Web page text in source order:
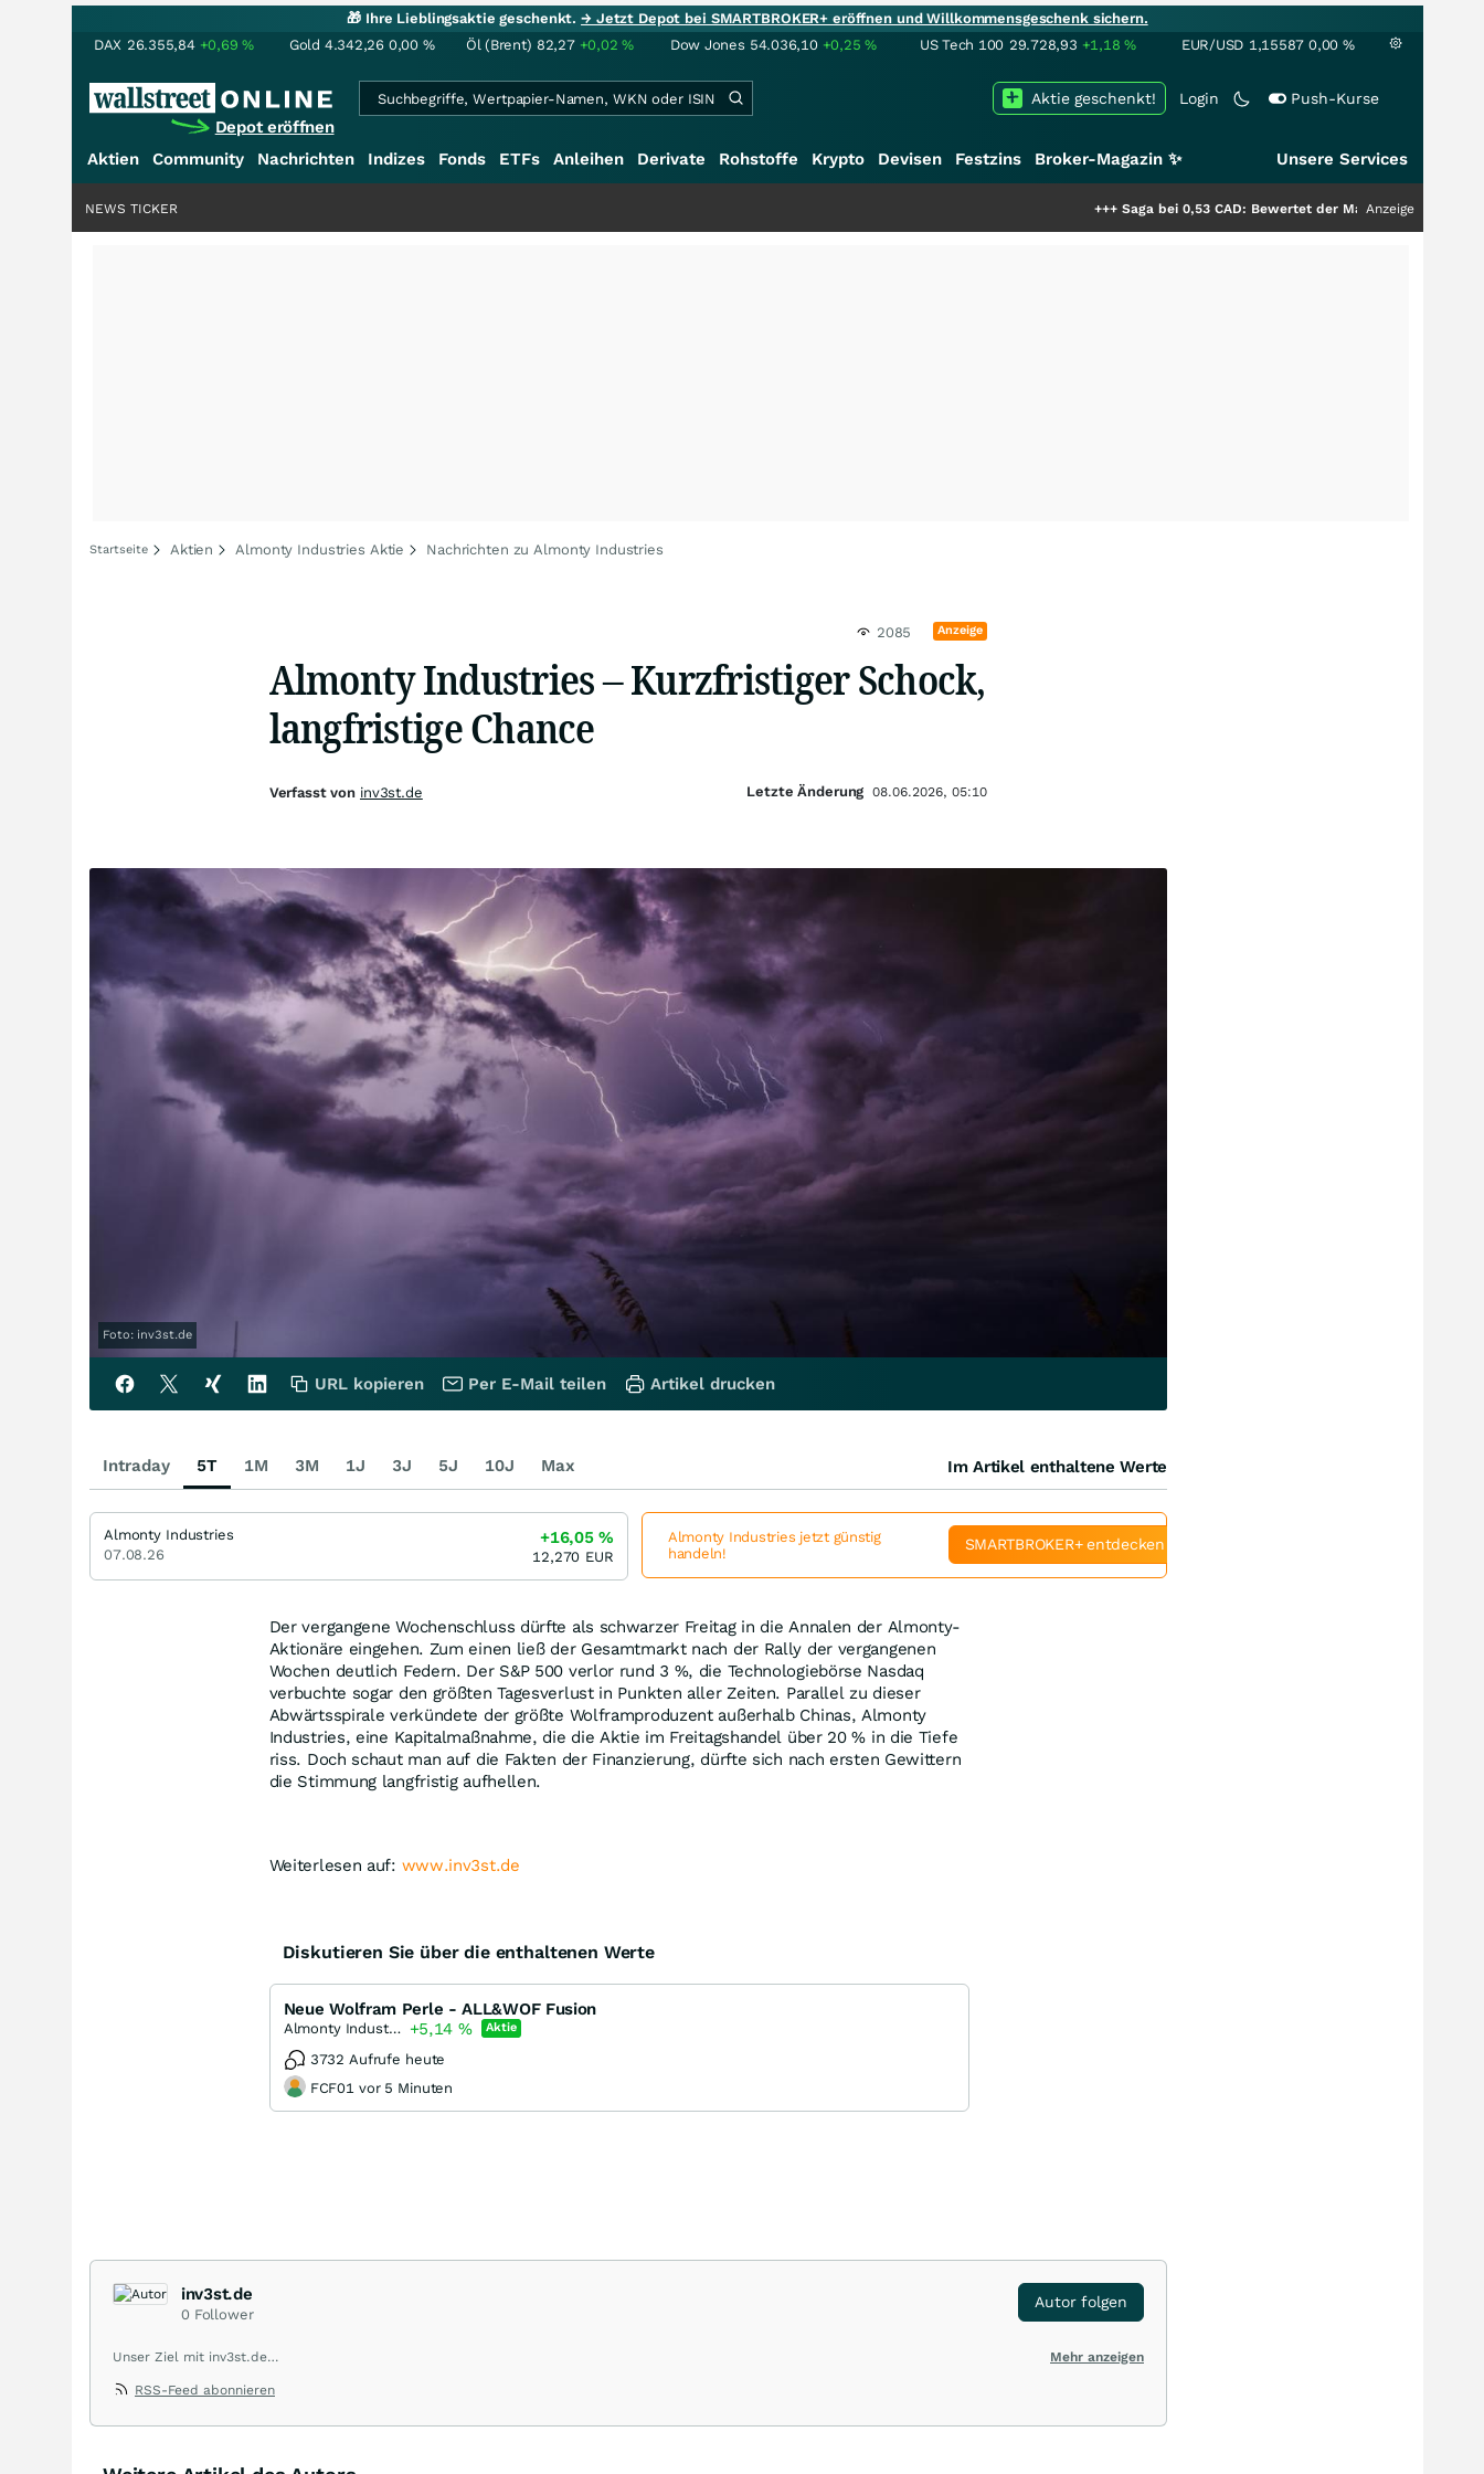
🎁 Ihre Lieblingsaktie geschenkt.→ Jetzt Depot bei SMARTBROKER+ eröffnen und Willkommensgeschenk sichern.
DAX 26.355,84 +0,69% Gold 4.342,26 0,00 % Öl (Brent) 82,27 +0,02% Dow Jones 54.036,10 +0,25% US Tech 100 29.728,93 +1,18% EUR/USD 1,15587 0,00 %
Depot eröffnen
Login Push-Kurse
Aktie geschenkt!
Aktien Community Nachrichten Indizes Fonds ETFs Anleihen Derivate Rohstoffe Krypto Devisen Festzins Broker-Magazin ✨ Unsere Services
Saga bei 0,53 CAD: Bewertet der Markt noch immer nur die
Anzeige
NEWS TICKER
Startseite Aktien Almonty Industries Aktie Nachrichten zu Almonty Industries
2085 Anzeige
Almonty Industries – Kurzfristiger Schock,
langfristige Chance
Foto: inv3st.de
Der vergangene Wochenschluss dürfte als schwarzer Freitag in die Annalen der Almonty-
Aktionäre eingehen. Zum einen ließ der Gesamtmarkt nach der Rally der vergangenen
Wochen deutlich Federn. Der S&P 500 verlor rund 3 %, die Technologiebörse Nasdaq
verbuchte sogar den größten Tagesverlust in Punkten aller Zeiten. Parallel zu dieser
Abwärtsspirale verkündete der größte Wolframproduzent außerhalb Chinas, Almonty
Industries, eine Kapitalmaßnahme, die die Aktie im Freitagshandel über 20 % in die Tiefe
riss. Doch schaut man auf die Fakten der Finanzierung, dürfte sich nach ersten Gewittern
die Stimmung langfristig aufhellen.
Weiterlesen auf: www.inv3st.de
Diskutieren Sie über die enthaltenen Werte
Neue Wolfram Perle - ALL&WOF Fusion
Almonty Industries +5,14 % Aktie
3732 Aufrufe heute
FCF01 vor 5 Minuten
inv3st.de
0 Follower
Autor folgen
Mehr anzeigen
Unser Ziel mit inv3st.de
Wir möchten einen Beitrag zur Vielfalt am Kapitalmarkt leisten und spannende Informationen sowie Zusammenhänge von börsennotierten
RSS-Feed abonnieren
Verfasst von inv3st.de Letzte Änderung 08.06.2026, 05:10
URL kopieren Per E-Mail teilen Artikel drucken
Intraday 5T 1M 3M 1J 3J 5J 10J Max Im Artikel enthaltene Werte
Almonty Industries
07.08.26
+16,05%
12,270 EUR
Almonty Industries jetzt günstig
handeln!
SMARTBROKER+ entdecken